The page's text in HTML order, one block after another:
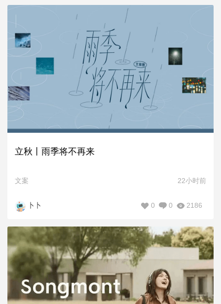
立秋丨雨季将不再来
文案 22小时前
卜卜 2186
0
0